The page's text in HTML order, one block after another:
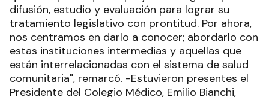
difusión, estudio y evaluación para lograr su
tratamiento legislativo con prontitud. Por ahora,
nos centramos en darlo a conocer; abordarlo con
estas instituciones intermedias y aquellas que
están interrelacionadas con el sistema de salud
comunitaria", remarcó. -Estuvieron presentes el
Presidente del Colegio Médico, Emilio Bianchi,